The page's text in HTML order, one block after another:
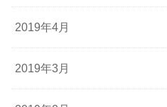
2019年4月
2019年3月